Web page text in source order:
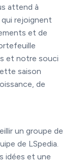
attend à
qui rejoignent
et de
et notre souci
saison
de
un groupe de
de LSpedia.
idées et une